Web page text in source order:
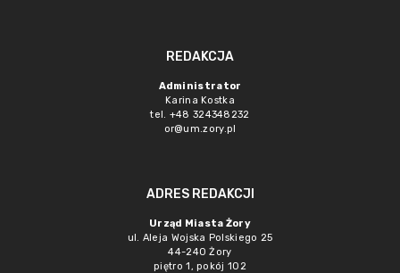
REDAKCJA
Administrator
Karina Kostka
tel. +48 324348232
or@um.zory.pl
ADRES REDAKCJI
Urząd Miasta Żory
ul. Aleja Wojska Polskiego 25
44-240 Żory
piętro 1, pokój 102